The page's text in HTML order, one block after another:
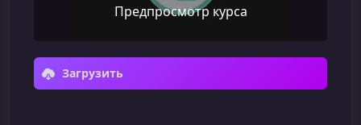
Предпросмотр курса
Загрузить